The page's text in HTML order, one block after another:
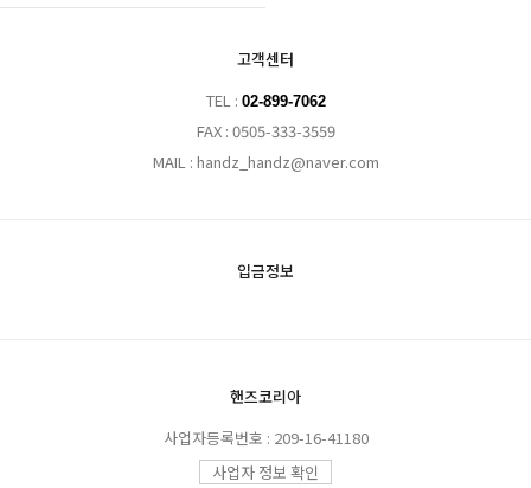
고객센터
TEL : 02-899-7062
FAX : 0505-333-3559
MAIL : handz_handz@naver.com
입금정보
핸즈코리아
사업자등록번호 : 209-16-41180
사업자 정보 확인